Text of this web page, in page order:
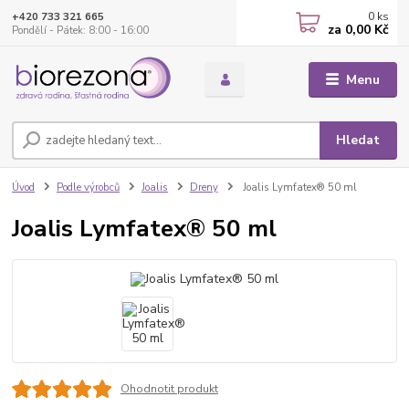
Menu
Hledat
+420 733 321 665
Pondělí - Pátek: 8:00 - 16:00
0 ks
za 0,00 Kč
Úvod Podle výrobců Joalis Dreny Joalis Lymfatex® 50 ml
Joalis Lymfatex® 50 ml
Ohodnotit produkt